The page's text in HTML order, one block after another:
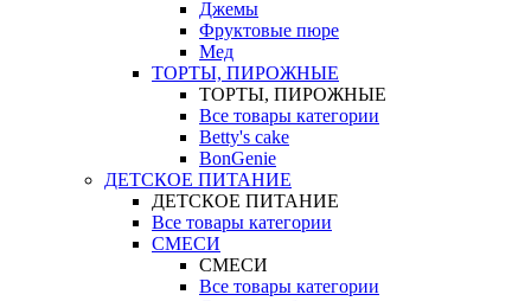
Джемы
Фруктовые пюре
Мед
ТОРТЫ, ПИРОЖНЫЕ
ТОРТЫ, ПИРОЖНЫЕ
Все товары категории
Betty's cake
BonGenie
ДЕТСКОЕ ПИТАНИЕ
ДЕТСКОЕ ПИТАНИЕ
Все товары категории
СМЕСИ
СМЕСИ
Все товары категории